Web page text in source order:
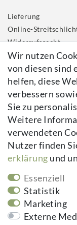
Lieferung
Online-
Widerrufs­recht
Impressum
AGB
Kontakt
Vertrag
Newsletter
E-MAIL **
Newsletter
Hiermit bestätige ich,
Meine Einwilligung
Wir nutzen
von diesen sind
helfen, diese
verbessern
Sie zu
Weitere
verwendeten
Nutzer finden
erklärung und
Essenziell
Statistik
Marketing
Externe